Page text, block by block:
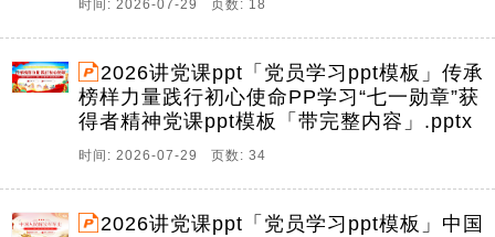
时间: 2026-07-29 页数: 18
2026讲党课ppt「党员学习ppt模板」传承
榜样力量践行初心使命PP学习“七一勋章”获
得者精神党课ppt模板「带完整内容」.pptx
时间: 2026-07-29 页数: 34
2026讲党课ppt「党员学习ppt模板」中国